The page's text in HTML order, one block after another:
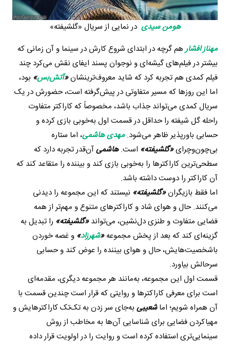
هومن سیدی در نمایی از سریال «گلشیفته»
مهناز افشارهم گرچه در ابتدای شروع کارش در سینما و آن زمانی که
بیشتر در فیلم‌های گیشه‌ای و نوجوان پسند ایفای نقش می‌کرد چند
فیلم کمدی هم تجربه کرد که شاید معروف‌ترینشان«آتش‌بس» بود،
اما این روزها که مسیر متفاوتی در پیش‌گرفته است، حضورش در یک
سریال کمدی می‌تواند جذاب باشد، مخصوصاً که کاراکتر متفاوت
راحله گل شیفته را حداقل در قسمت اول به‌خوبی بازی کرده و
حسابی باورپذیر ظاهر می‌شود. مهدی هاشمی، اما ستاره
بی‌چون‌وچرای«گلشیفته» است.هاشمیآن‌قدر تجربه دارد که
سطحی‌ترین کاراکترها را به‌خوبی بازی کند و بیننده را متقاعد کند که
آن کاراکتر را دوست داشته باشد.
اما فقط بازیگران«گلشیفته» نیستند که این مجموعه را دیدنی
می‌کنند. حال و هوای شاد و کاراکترهای متنوع و مهم‌تر از همه
فضایی متفاوت و طنزی دل‌نشین، می‌تواند«گلشیفته» را تبدیل به
گزینه‌ای کند که بعد از پخش مجموعه«شهرزاد» و غصه خوردن
باشخصیت‌هایش، حال و هوای بیننده را عوض کند و حسابی
سرحالش بیاورد.
قسمت اول این مجموعه، به‌مانند هر مجموعه دیگری، مقدمه‌ای
است برای معرفی کاراکترها و روایتی که قرار است چندین قسمت با
آن همراه شویم؛ اماشعیبی به‌جای سر زدن به تک‌تک کاراکترهایش و
مهیاکردن فضایی برای شناسایی آن‌ها به مخاطب از روش
سینمایی‌تری استفاده کرده است و روایت را در اولویت قرار داده